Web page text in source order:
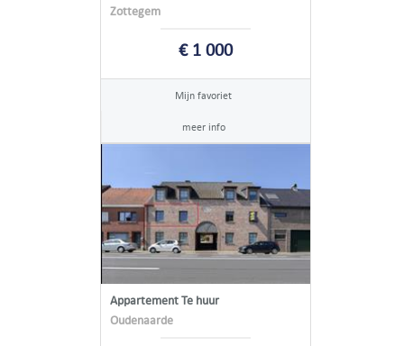
Zottegem
€ 1 000
Mijn favoriet
meer info
Appartement Te huur
Oudenaarde